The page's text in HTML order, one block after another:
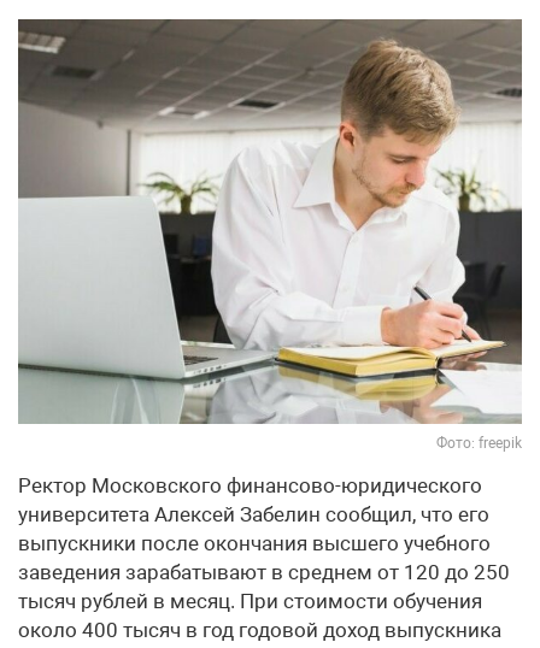
Фото: freepik
Ректор Московского финансово-юридического
университета Алексей Забелин сообщил, что его
выпускники после окончания высшего учебного
заведения зарабатывают в среднем от 120 до 250
тысяч рублей в месяц. При стоимости обучения
около 400 тысяч в год годовой доход выпускника